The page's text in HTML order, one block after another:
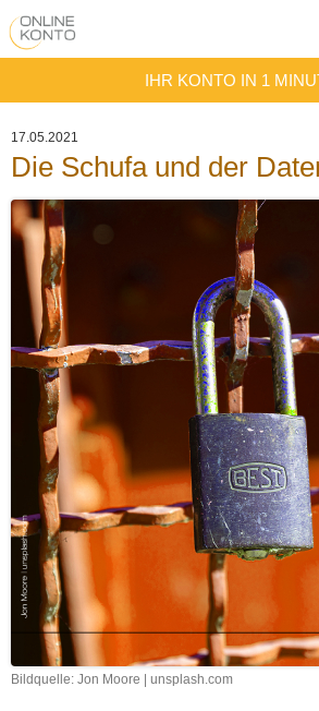
IHR KONTO IN 1
17.05.2021
Die Schufa und der
Bildquelle: Jon Moore | unsplash.com